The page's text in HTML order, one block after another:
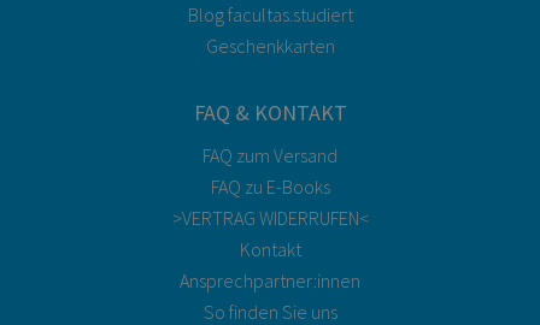
Blog facultas.studiert
Geschenkkarten
FAQ & KONTAKT
FAQ zum Versand
FAQ zu E-Books
>VERTRAG WIDERRUFEN<
Kontakt
Ansprechpartner:innen
So finden Sie uns